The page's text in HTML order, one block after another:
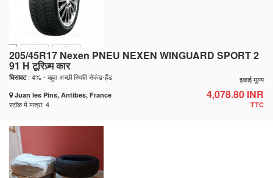
205/45R17 Nexen PNEU NEXEN WINGUARD SPORT 2
91 H टूरिज़्म कार
घिसावट: 4% - बहुत अच्छी स्थिति सेकंड-हैंड
Juan les Pins, Antibes, France
स्टॉक में मात्रा: 4
इकाई मूल्य
4,078.80 INR
TTC